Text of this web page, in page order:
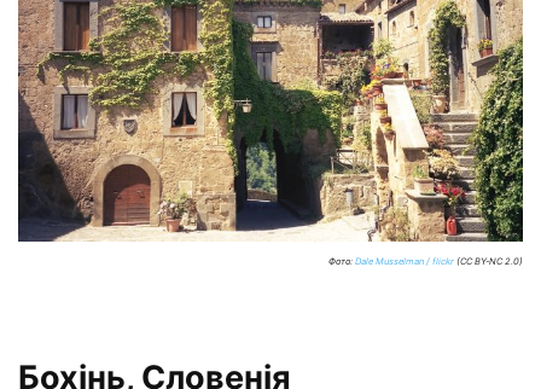
Фото: Dale Musselman / flickr (CC BY-NC 2.0)
Бохінь, Словенія